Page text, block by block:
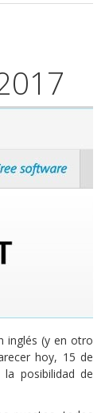
inglés (y en otro
hoy, 15 de
posibilidad de